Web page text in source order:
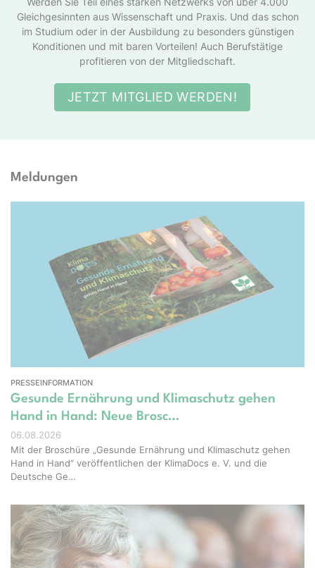
Gleichgesinnten aus Wissenschaft und Praxis. Und das schon
im Studium oder in der Ausbildung zu besonders günstigen
Konditionen und mit baren Vorteilen! Auch Berufstätige
profitieren von der Mitgliedschaft.
JETZT MITGLIED WERDEN!
Meldungen
PRESSEINFORMATION
Gesunde Ernährung und Klimaschutz gehen
Hand in Hand: Neue Brosc…
06.08.2026
Mit der Broschüre „Gesunde Ernährung und Klimaschutz gehen
Hand in Hand“ veröffentlichen der KlimaDocs e. V. und die
Deutsche Ge…